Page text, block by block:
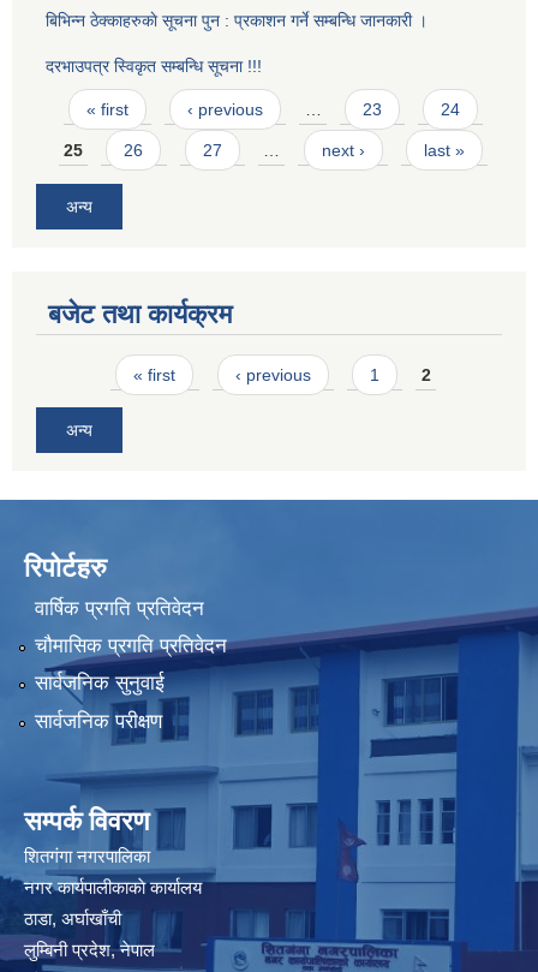
बिभिन्न ठेक्काहरुकाे सूचना पुन : प्रकाशन गर्ने सम्बन्धि जानकारी ।
दरभाउपत्र स्विकृत सम्बन्धि सूचना !!!
Pages
« first ‹ previous … 23 24
25 26 27 … next › last »
अन्य
बजेट तथा कार्यक्रम
Pages« first ‹ previous 1 2
अन्य
रिपोर्टहरु
वार्षिक प्रगति प्रतिवेदन
चौमासिक प्रगति प्रतिवेदन
सार्वजनिक सुनुवाई
सार्वजनिक परीक्षण
सम्पर्क विवरण
शितगंगा नगरपालिका
नगर कार्यपालीकाकाे कार्यालय
ठाडा, अर्घाखाँची
लुम्बिनी प्रदेश, नेपाल